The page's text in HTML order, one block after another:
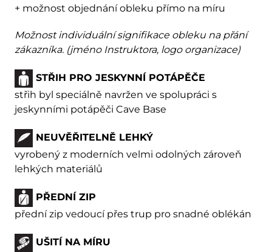
+ možnost objednání obleku přímo na míru
Možnost individuální signifikace obleku na přání
zákazníka. (jméno Instruktora, logo organizace)
STŘIH PRO JESKYNNÍ POTÁPĚČE
střih byl speciálně navržen ve spolupráci s
jeskynními potápěči Cave Base
NEUVĚŘITELNĚ LEHKÝ
vyrobený z moderních velmi odolných zároveň
lehkých materiálů
PŘEDNÍ ZIP
přední zip vedoucí přes trup pro snadné oblékán
UŠITÍ NA MÍRU